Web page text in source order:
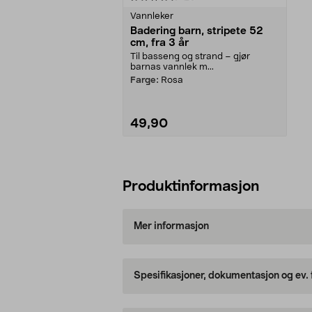
Vannleker
Badering barn, stripete 52
cm, fra 3 år
Til basseng og strand – gjør
barnas vannlek m...
Farge: Rosa
49,90
Produktinformasjon
Mer informasjon
Spesifikasjoner, dokumentasjon og